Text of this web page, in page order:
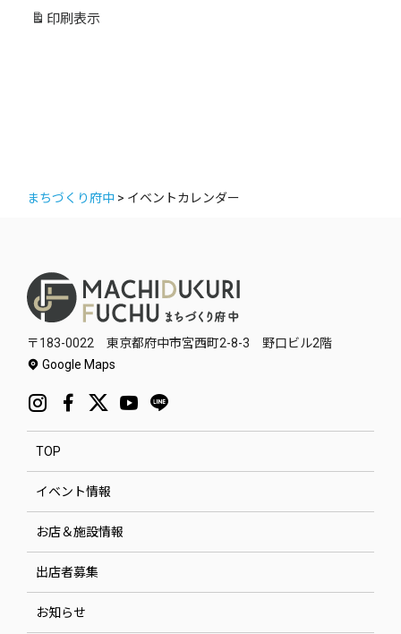
リ
印刷 表示
まちづくり府中 > イベントカレンダー
〒183-0022 東京都府中市宮西町2-8-3 野口ビル2階
Google Maps
TOP
イベント情報
お店＆施設情報
出店者募集
お知らせ